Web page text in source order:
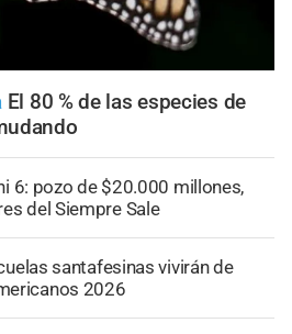
El 80 % de las especies de
6: pozo de $20.000 millones,
del Siempre Sale
santafesinas vivirán de
2026